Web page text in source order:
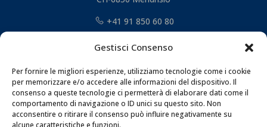
Gestisci Consenso
Per fornire le migliori esperienze, utilizziamo tecnologie come i cookie
per memorizzare e/o accedere alle informazioni del dispositivo. Il
consenso a queste tecnologie ci permetterà di elaborare dati come il
comportamento di navigazione o ID unici su questo sito. Non
acconsentire o ritirare il consenso può influire negativamente su
alcune caratteristiche e funzioni.
+41 91 850 60 80